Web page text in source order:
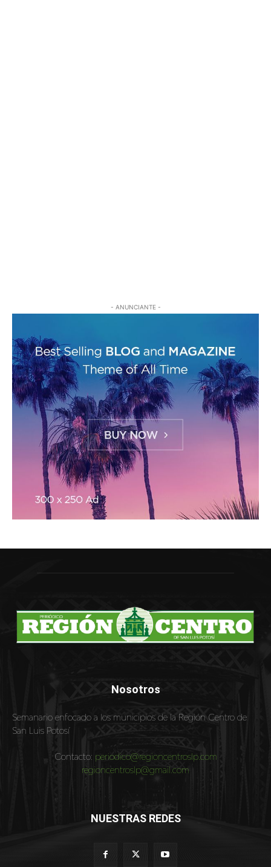
- ANUNCIANTE -
Nosotros
Semanario enfocado a los municipios de la Región Centro de
San Luis Potosí
Contacto: periodico@regioncentroslp.com
regioncentroslp@gmail.com
NUESTRAS REDES